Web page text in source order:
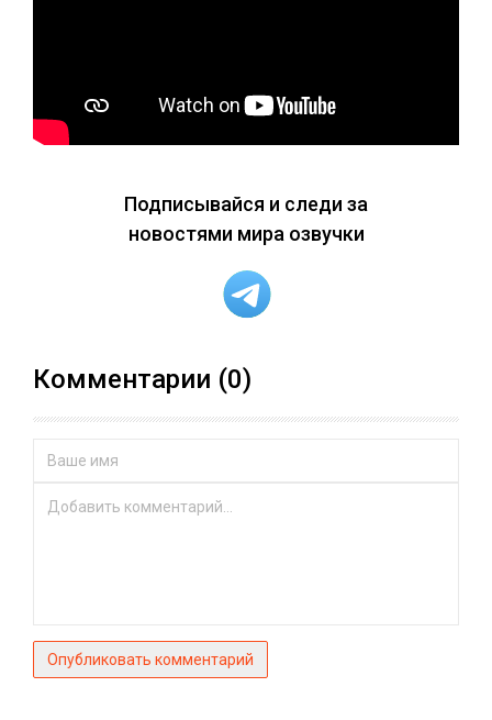
Подписывайся и следи за
новостями мира озвучки
Комментарии (0)
Опубликовать комментарий